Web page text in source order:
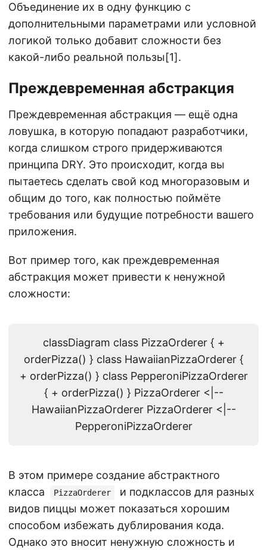
Объединение их в одну функцию с
дополнительными параметрами или условной
логикой только добавит сложности без
какой-либо реальной пользы[1].
Преждевременная абстракция
Преждевременная абстракция — ещё одна
ловушка, в которую попадают разработчики,
когда слишком строго придерживаются
принципа DRY. Это происходит, когда вы
пытаетесь сделать свой код многоразовым и
общим до того, как полностью поймёте
требования или будущие потребности вашего
приложения.
Вот пример того, как преждевременная
абстракция может привести к ненужной
сложности:
classDiagram class PizzaOrderer { +
orderPizza() } class HawaiianPizzaOrderer {
+ orderPizza() } class PepperoniPizzaOrderer
{ + orderPizza() } PizzaOrderer <|--
HawaiianPizzaOrderer PizzaOrderer <|--
PepperoniPizzaOrderer
В этом примере создание абстрактного
класса
PizzaOrderer
и подклассов для разных
видов пиццы может показаться хорошим
способом избежать дублирования кода.
Однако это вносит ненужную сложность и